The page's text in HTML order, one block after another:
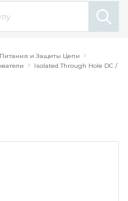
Питания и Защиты Цепи
Isolated Through Hole DC /